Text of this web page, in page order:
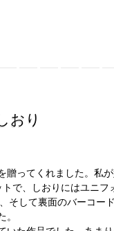
おり
贈ってくれました。私
で、しおりにはユニフ
そして裏面のバーコー